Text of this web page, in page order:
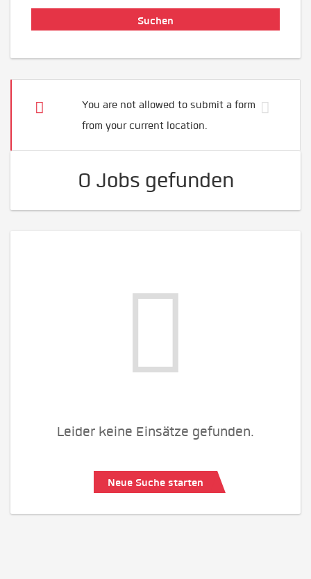
You are not allowed to submit a form
from your current location.
0 Jobs gefunden
Leider keine Einsätze gefunden.
Neue Suche starten